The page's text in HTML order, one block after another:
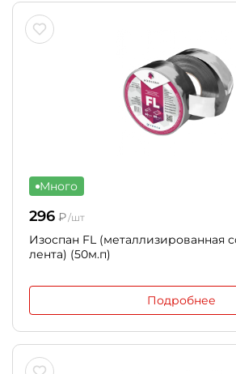
Много
296 ₽/шт
Изоспан FL (металлизированная
лента) (50м.п)
Подробнее